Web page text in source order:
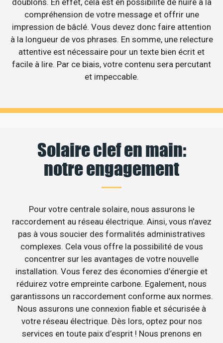
compréhension de votre message et offrir une
impression de bâclé. Vous devez donc faire attention
à la longueur de vos phrases. En somme, une relecture
attentive est nécessaire pour un texte bien écrit et
facile à lire. Par ce biais, votre contenu sera percutant
et impeccable.
Solaire clef en main:
notre engagement
Pour votre centrale solaire, nous assurons le
raccordement au réseau électrique. Ainsi, vous n’avez
pas à vous soucier des formalités administratives
complexes. Cela vous offre la possibilité de vous
concentrer sur les avantages de votre nouvelle
installation. Vous ferez des économies d’énergie et
réduirez votre empreinte carbone. Egalement, nous
garantissons un raccordement conforme aux normes.
Nous assurons une connexion fiable et sécurisée à
votre réseau électrique. Dès lors, optez pour nos
services en toute paix d’esprit ! Nous prenons en